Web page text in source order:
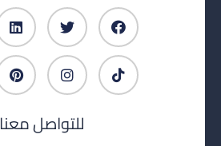
للتواصل معنا